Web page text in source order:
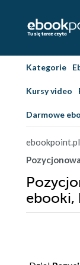
Kategorie
Kursy video
Darmowe
ebookpoint.pl
ebooki,